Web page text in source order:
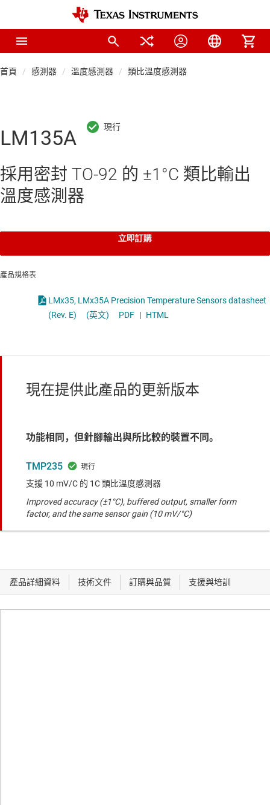
首頁 感測器 溫度感測器 類比溫度感測器
LM135A
採用密封 TO-92 的 ±1°C 類比輸出
溫度感測器
立即訂購
產品規格表
LMx35, LMx35A Precision Temperature Sensors datasheet
(Rev. E)
(英文) PDF | HTML
現在提供此產品的更新版本
功能相同，但針腳輸出與所比較的裝置不同。
TMP235
支援 10 mV/C 的 1C 類比溫度感測器
Improved accuracy (±1°C), buffered output, smaller form
factor, and the same sensor gain (10 mV/°C)